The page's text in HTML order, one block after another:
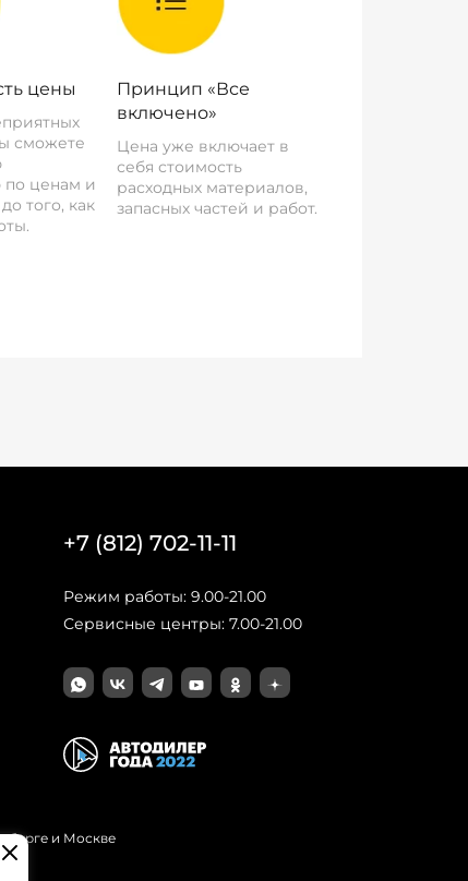
цены
сможете
ценам и
того, как
Принцип «Все
включено»
Цена уже включает в
себя стоимость
расходных материалов,
запасных частей и работ.
+7 (812) 702-11-11
Режим работы: 9.00-21.00
Сервисные центры: 7.00-21.00
и Москве